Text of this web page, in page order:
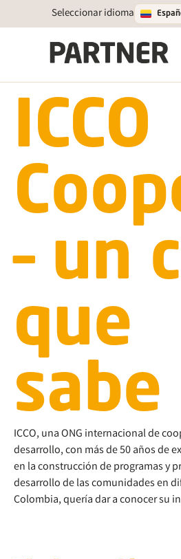
Seleccionar idioma
ICCO
– un
que
ICCO, una ONG internacional de
desarrollo, con más de 50 años de
en la construcción de programas y
desarrollo de las comunidades en
Colombia, quería dar a conocer su